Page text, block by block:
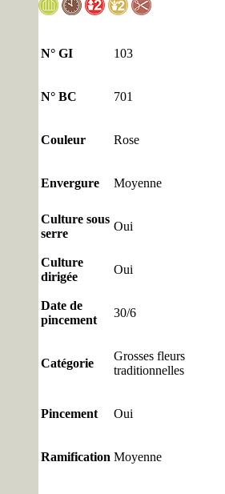
N° GI 103
N° BC 701
Couleur Rose
Envergure Moyenne
Culture sous
serre
Oui
Culture
dirigée
Oui
Date de
pincement
30/6
Catégorie
Grosses fleurs
traditionnelles
Pincement Oui
Ramification Moyenne